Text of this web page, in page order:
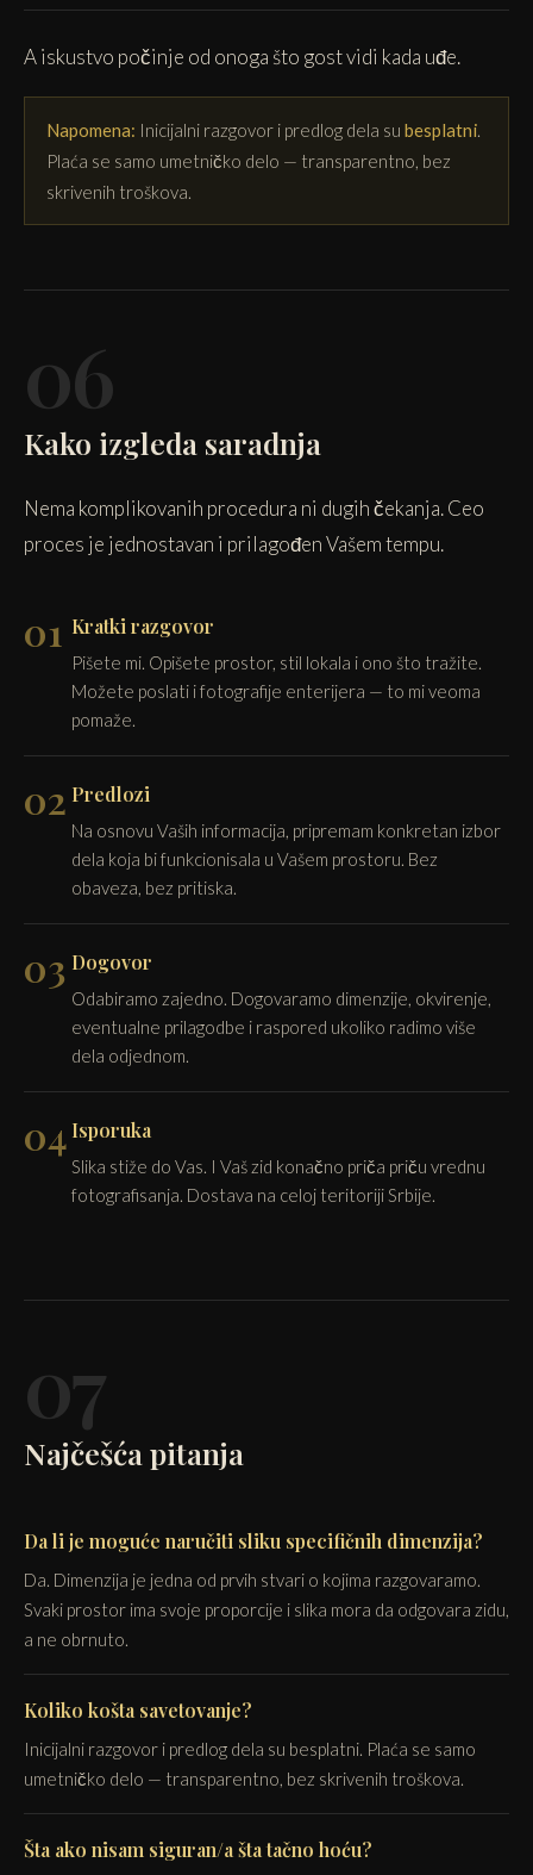
A iskustvo počinje od onoga što gost vidi kada uđe.
Napomena: Inicijalni razgovor i predlog dela su besplatni.
Plaća se samo umetničko delo — transparentno, bez
skrivenih troškova.
06
Kako izgleda saradnja
Nema komplikovanih procedura ni dugih čekanja. Ceo
proces je jednostavan i prilagođen Vašem tempu.
01 Kratki razgovor
Pišete mi. Opišete prostor, stil lokala i ono što tražite.
Možete poslati i fotografije enterijera — to mi veoma
pomaže.
02 Predlozi
Na osnovu Vaših informacija, pripremam konkretan izbor
dela koja bi funkcionisala u Vašem prostoru. Bez
obaveza, bez pritiska.
03 Dogovor
Odabiramo zajedno. Dogovaramo dimenzije, okvirenje,
eventualne prilagodbe i raspored ukoliko radimo više
dela odjednom.
04 Isporuka
Slika stiže do Vas. I Vaš zid konačno priča priču vrednu
fotografisanja. Dostava na celoj teritoriji Srbije.
07
Najčešća pitanja
Da li je moguće naručiti sliku specifičnih dimenzija?
Da. Dimenzija je jedna od prvih stvari o kojima razgovaramo.
Svaki prostor ima svoje proporcije i slika mora da odgovara zidu,
a ne obrnuto.
Koliko košta savetovanje?
Inicijalni razgovor i predlog dela su besplatni. Plaća se samo
umetničko delo — transparentno, bez skrivenih troškova.
Šta ako nisam siguran/a šta tačno hoću?